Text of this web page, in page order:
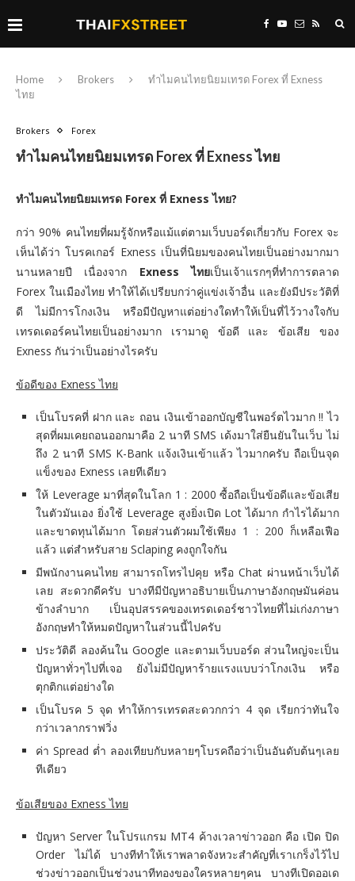
Home Brokers
ทำไมคนไทยนิยมเทรด Forex ที่ Exness
ไทย
Brokers Forex
ทำไมคนไทยนิยมเทรด Forex ที่ Exness ไทย
ทำไมคนไทยนิยมเทรด Forex ที่ Exness ไทย?
กว่า 90% คนไทยที่ผมรู้จักหรือแม้แต่ตามเว็บบอร์ดเกี่ยวกับ Forex จะ
เห็นได้ว่า โบรคเกอร์ Exness เป็นที่นิยมของคนไทยเป็นอย่างมากมา
นานหลายปี เนื่องจาก Exness ไทยเป็นเจ้าแรกๆที่ทำการตลาด
Forex ในเมืองไทย ทำให้ได้เปรียบกว่าคู่แข่งเจ้าอื่น และยังมีประวัติที่
ดี ไม่มีการโกงเงิน หรือมีปัญหาแต่อย่างใดทำให้เป็นที่ไว้วางใจกับ
เทรดเดอร์คนไทยเป็นอย่างมาก เรามาดู ข้อดี และ ข้อเสีย ของ
Exness กันว่าเป็นอย่างไรครับ
ข้อดีของ Exness ไทย
เป็นโบรคที่ ฝาก และ ถอน เงินเข้าออกบัญชีในพอร์ตไวมาก !! ไว
สุดที่ผมเคยถอนออกมาคือ 2 นาที SMS เด้งมาใส่ยืนยันในเว็บ ไม่
ถึง 2 นาที SMS K-Bank แจ้งเงินเข้าแล้ว ไวมากครับ ถือเป็นจุด
แข็งของ Exness เลยทีเดียว
ให้ Leverage มาที่สุดในโลก 1 : 2000 ซื้อถือเป็นข้อดีและข้อเสีย
ในตัวมันเอง ยิ่งใช้ Leverage สูงยิ่งเปิด Lot ได้มาก กำไรได้มาก
และขาดทุนได้มาก โดยส่วนตัวผมใช้เพียง 1 : 200 ก็เหลือเฟือ
แล้ว แต่สำหรับสาย Sclaping คงถูกใจกัน
มีพนักงานคนไทย สามารถโทรไปคุย หรือ Chat ผ่านหน้าเว็บได้
เลย สะดวกดีครับ บางทีมีปัญหาอธิบายเป็นภาษาอังกฤษมันค่อน
ข้างลำบาก เป็นอุปสรรคของเทรดเดอร์ชาวไทยที่ไม่เก่งภาษา
อังกฤษทำให้หมดปัญหาในส่วนนี้ไปครับ
ประวัติดี ลองค้นใน Google และตามเว็บบอร์ด ส่วนใหญ่จะเป็น
ปัญหาทั่วๆไปที่เจอ ยังไม่มีปัญหาร้ายแรงแบบว่าโกงเงิน หรือ
ตุกติกแต่อย่างใด
เป็นโบรค 5 จุด ทำให้การเทรดสะดวกกว่า 4 จุด เรียกว่าทันใจ
กว่าเวลากราฟวิ่ง
ค่า Spread ต่ำ ลองเทียบกับหลายๆโบรคถือว่าเป็นอันดับต้นๆเลย
ทีเดียว
ข้อเสียของ Exness ไทย
ปัญหา Server ในโปรแกรม MT4 ค้างเวลาข่าวออก คือ เปิด ปิด
Order ไม่ได้ บางทีทำให้เราพลาดจังหวะสำคัญที่เราเกร็งไว้ไป
ช่วงข่าวออกเป็นช่วงนาทีทองของใครหลายๆคน บางทีเปิดออเด